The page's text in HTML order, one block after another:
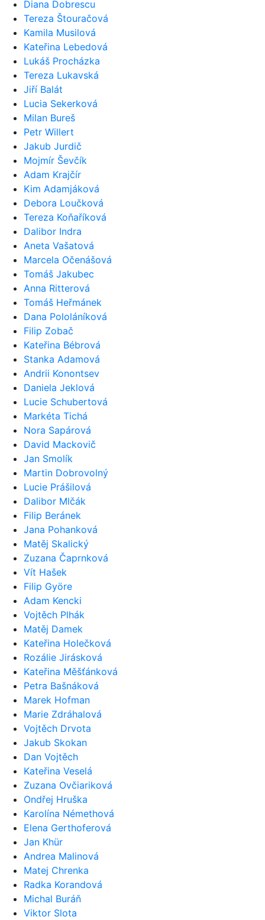
Diana Dobrescu
Tereza Štouračová
Kamila Musilová
Kateřina Lebedová
Lukáš Procházka
Tereza Lukavská
Jiří Balát
Lucia Sekerková
Milan Bureš
Petr Willert
Jakub Jurdič
Mojmír Ševčík
Adam Krajčír
Kim Adamjáková
Debora Loučková
Tereza Koňaříková
Dalibor Indra
Aneta Vašatová
Marcela Očenášová
Tomáš Jakubec
Anna Ritterová
Tomáš Heřmánek
Dana Pololáníková
Filip Zobač
Kateřina Bébrová
Stanka Adamová
Andrii Konontsev
Daniela Jeklová
Lucie Schubertová
Markéta Tichá
Nora Sapárová
David Mackovič
Jan Smolík
Martin Dobrovolný
Lucie Prášilová
Dalibor Mlčák
Filip Beránek
Jana Pohanková
Matěj Skalický
Zuzana Čaprnková
Vít Hašek
Filip Györe
Adam Kencki
Vojtěch Plhák
Matěj Damek
Kateřina Holečková
Rozálie Jirásková
Kateřina Měšťánková
Petra Bašnáková
Marek Hofman
Marie Zdráhalová
Vojtěch Drvota
Jakub Skokan
Dan Vojtěch
Kateřina Veselá
Zuzana Ovčiariková
Ondřej Hruška
Karolína Némethová
Elena Gerthoferová
Jan Khür
Andrea Malinová
Matej Chrenka
Radka Korandová
Michal Buráň
Viktor Slota